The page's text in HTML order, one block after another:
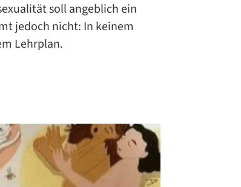
soll angeblich ein
jedoch nicht: In keinem
Lehrplan.